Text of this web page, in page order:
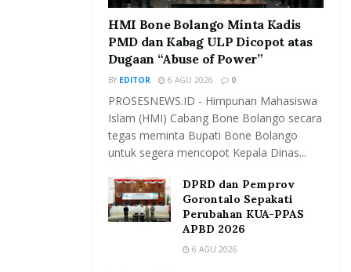
HMI Bone Bolango Minta Kadis
PMD dan Kabag ULP Dicopot atas
Dugaan “Abuse of Power”
BY EDITOR 6 AGU 2026 0
PROSESNEWS.ID - Himpunan Mahasiswa
Islam (HMI) Cabang Bone Bolango secara
tegas meminta Bupati Bone Bolango
untuk segera mencopot Kepala Dinas...
DPRD dan Pemprov
Gorontalo Sepakati
Perubahan KUA-PPAS
APBD 2026
6 AGU 2026